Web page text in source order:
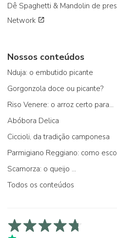
Dê Spaghetti & Mandolin de
Network
Nossos conteúdos
Nduja: o embutido picante
Gorgonzola doce ou picante?
Riso Venere: o arroz certo para...
Abóbora Delica
Ciccioli, da tradição camponesa
Parmigiano Reggiano: como
Scamorza: o queijo ...
Todos os conteúdos